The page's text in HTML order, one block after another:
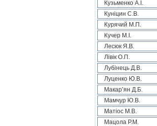
Кузьменко А.І.
Куніцин С.В.
Курячий М.П.
Кучер М.І.
Лесюк Я.В.
Лівік О.П.
Лубінець Д.В.
Луценко Ю.В.
Макар’ян Д.Б.
Мамчур Ю.В.
Матіос М.В.
Мацола Р.М.